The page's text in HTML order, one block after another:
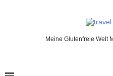
Meine Glutenfreie Welt